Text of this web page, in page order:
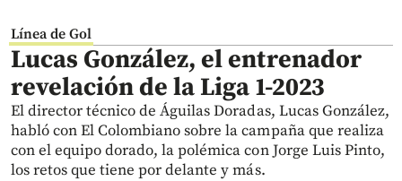
Línea de Gol
Lucas González, el entrenador
revelación de la Liga 1-2023
El director técnico de Águilas Doradas, Lucas González,
habló con El Colombiano sobre la campaña que realiza
con el equipo dorado, la polémica con Jorge Luis Pinto,
los retos que tiene por delante y más.